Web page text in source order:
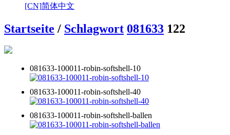
[CN]简体中文
Startseite / Schlagwort 081633 122
081633-100011-robin-softshell-10
081633-100011-robin-softshell-40
081633-100011-robin-softshell-ballen